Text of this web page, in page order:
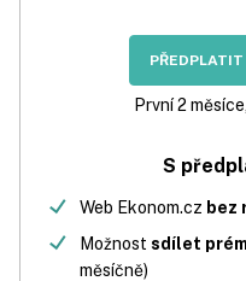
První 2
S
Web Ekonom.cz bez
Možnost sdílet
měsíčně)